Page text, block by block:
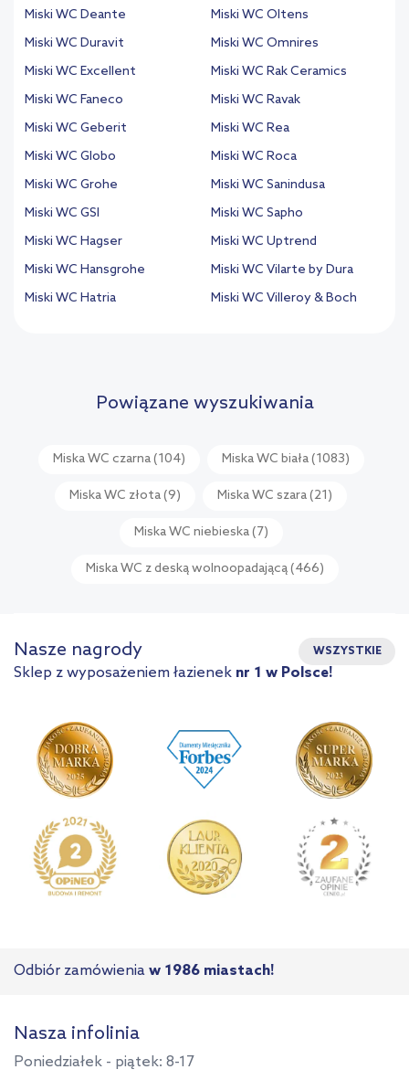
Miski WC Deante
Miski WC Duravit
Miski WC Excellent
Miski WC Faneco
Miski WC Geberit
Miski WC Globo
Miski WC Grohe
Miski WC GSI
Miski WC Hagser
Miski WC Hansgrohe
Miski WC Hatria
Miski WC Oltens
Miski WC Omnires
Miski WC Rak Ceramics
Miski WC Ravak
Miski WC Rea
Miski WC Roca
Miski WC Sanindusa
Miski WC Sapho
Miski WC Uptrend
Miski WC Vilarte by Dura
Miski WC Villeroy & Boch
Powiązane wyszukiwania
Miska WC czarna(104) Miska WC biała(1083)
Miska WC złota(9) Miska WC szara(21)
Miska WC niebieska(7)
Miska WC z deską wolnoopadającą(466)
Nasze nagrody WSZYSTKIE
Sklep z wyposażeniem łazienek nr 1 w Polsce!
Odbiór zamówienia w 1986 miastach!
Nasza infolinia
Poniedziałek - piątek: 8-17